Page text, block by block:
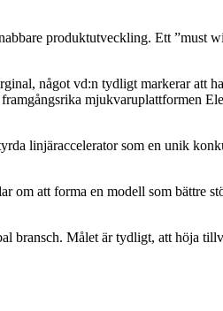
produktutveckling. Ett ”must
något vd:n tydligt markerar att
mjukvaruplattformen
linjäraccelerator som en unik
om att forma en modell som bättre
bransch. Målet är tydligt, att höja